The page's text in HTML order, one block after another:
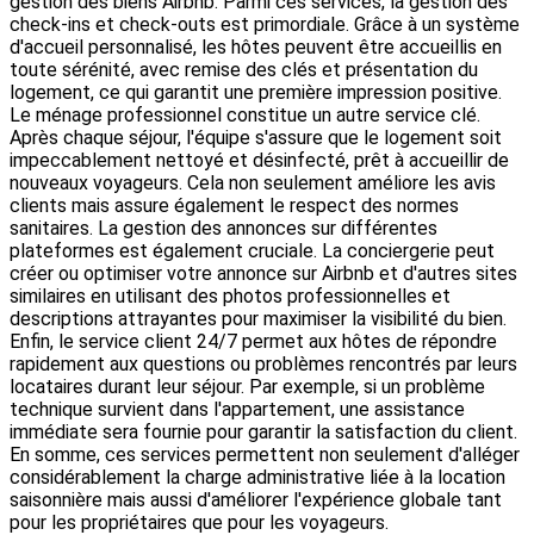
check-ins et check-outs est primordiale. Grâce à un système
d'accueil personnalisé, les hôtes peuvent être accueillis en
toute sérénité, avec remise des clés et présentation du
logement, ce qui garantit une première impression positive.
Le ménage professionnel constitue un autre service clé.
Après chaque séjour, l'équipe s'assure que le logement soit
impeccablement nettoyé et désinfecté, prêt à accueillir de
nouveaux voyageurs. Cela non seulement améliore les avis
clients mais assure également le respect des normes
sanitaires. La gestion des annonces sur différentes
plateformes est également cruciale. La conciergerie peut
créer ou optimiser votre annonce sur Airbnb et d'autres sites
similaires en utilisant des photos professionnelles et
descriptions attrayantes pour maximiser la visibilité du bien.
Enfin, le service client 24/7 permet aux hôtes de répondre
rapidement aux questions ou problèmes rencontrés par leurs
locataires durant leur séjour. Par exemple, si un problème
technique survient dans l'appartement, une assistance
immédiate sera fournie pour garantir la satisfaction du client.
En somme, ces services permettent non seulement d'alléger
considérablement la charge administrative liée à la location
saisonnière mais aussi d'améliorer l'expérience globale tant
pour les propriétaires que pour les voyageurs.